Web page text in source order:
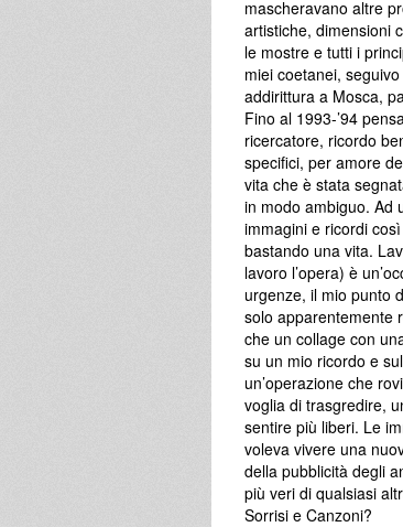
mascheravano altre
artistiche, dimensioni
le mostre e tutti i
miei coetanei,
addirittura a Mosca,
Fino al 1993-’94
ricercatore, ricordo
specifici, per amore
vita che è stata
in modo ambiguo. Ad
immagini e ricordi
bastando una vita.
lavoro l’opera) è
urgenze, il mio punto
solo apparentemente
che un collage con
su un mio ricordo e
un’operazione che
voglia di trasgredire,
sentire più liberi. Le
voleva vivere una
della pubblicità degli
più veri di qualsiasi
Sorrisi e Canzoni?